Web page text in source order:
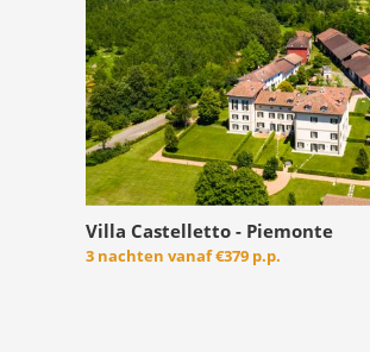
Villa Castelletto - Piemonte
3 nachten vanaf€379 p.p.